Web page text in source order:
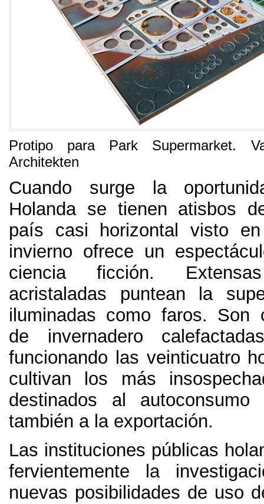
Protipo para Park Supermarket.
Architekten
Cuando surge la
Holanda se tienen atisbos
país casi horizontal visto
invierno ofrece un
ciencia ficción.
acristaladas puntean la
iluminadas como faros. Son
de invernadero
funcionando las veinticuatro
cultivan los más
destinados al autoconsumo
también a la exportación.
Las instituciones públicas
fervientemente la
nuevas posibilidades de uso